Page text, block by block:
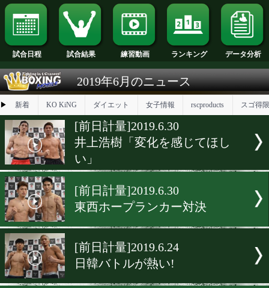
試合日程 試合結果 練習動画 ランキング
2019年6月のニュース
▶ 新着 KO KiNG
[前日計量]2019.6.30
井上浩樹「変化を感じてほ
[前日計量]2019.6.30